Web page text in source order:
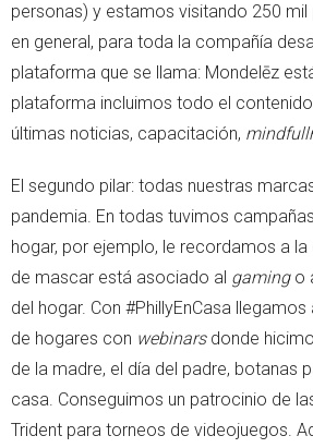
personas) y estamos visitando 250 mil
en general, para toda la compañía
plataforma que se llama: Mondelēz
plataforma incluimos todo el
últimas noticias, capacitación,
El segundo pilar: todas nuestras
pandemia. En todas tuvimos
hogar, por ejemplo, le recordamos a
de mascar está asociado al gamingo
del hogar. Con #PhillyEnCasa
de hogares con webinarsdonde
de la madre, el día del padre, botanas
casa. Conseguimos un patrocinio de
Trident para torneos de videojuegos.